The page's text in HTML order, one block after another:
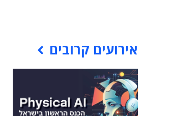
אירועים קרובים